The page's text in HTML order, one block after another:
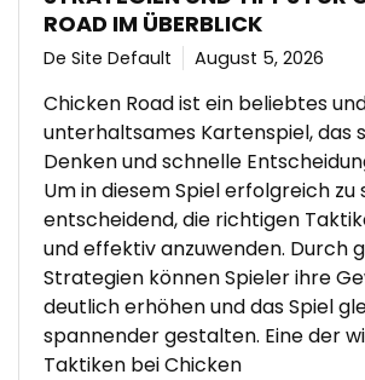
ROAD IM ÜBERBLICK
De Site Default August 5, 2026
Chicken Road ist ein beliebtes
unterhaltsames Kartenspiel, das
Denken und schnelle
Um in diesem Spiel erfolgreich zu
entscheidend, die richtigen
und effektiv anzuwenden. Durch
Strategien können Spieler ihre
deutlich erhöhen und das Spiel
spannender gestalten. Eine der
Taktiken bei Chicken